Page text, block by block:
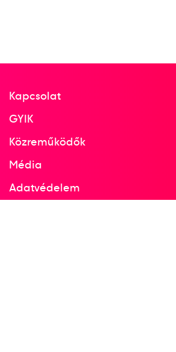
Kapcsolat
GYIK
Közreműködők
Média
Adatvédelem